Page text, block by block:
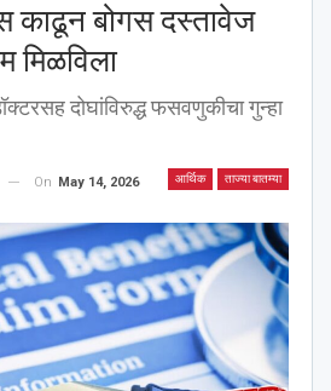
काढून बोगस दस्तावेज
मिळविला
दोघांविरुद्ध फसवणुकीचा गुन्हा
आर्थिक ताज्या बातम्या
On May 14, 2026